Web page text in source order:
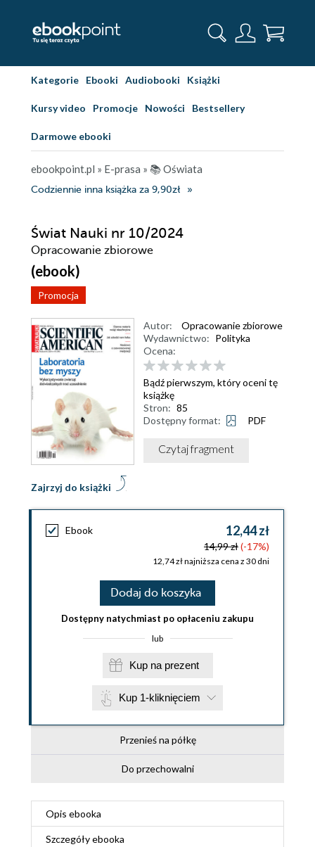
Kategorie Ebooki Audiobooki Książki
Kursy video Promocje Nowości Bestsellery
Darmowe ebooki
ebookpoint.pl » E-prasa » 📚 Oświata
Codziennie inna książka za 9,90zł
Świat Nauki nr 10/2024
Opracowanie zbiorowe
(ebook)
Promocja
Zajrzyj do książki
Autor:
Opracowanie zbiorowe
Wydawnictwo: Polityka
Ocena:
Bądź pierwszym, który oceni tę
książkę
Stron: 85
Dostępny format:
PDF
Czytaj fragment
Ebook 12,44 zł
14,99 zł(-17%)
12,74 zł najniższa cena z 30 dni
Dodaj do koszyka
Dostępny natychmiast po opłaceniu zakupu
lub
Kup na prezent
Kup 1-kliknięciem
Przenieś na półkę
Do przechowalni
Opis ebooka
Szczegółyebooka